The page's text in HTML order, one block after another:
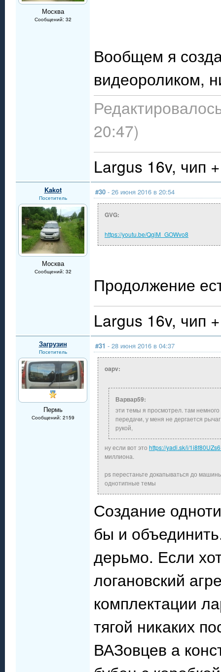
Москва
Сообщений: 32
Вообщем я
видеороликом,
20:47)
Largus 16v, чип
Kakot
Посетитель
Москва
Сообщений: 32
#30 - 26 июня 2016 в 20:54
GVG:
https://youtu.be/QgiM_GOWvo8
Продолжение
Largus 16v, чип
Загрузин
Посетитель
Пермь
Сообщений: 2159
#31 - 28 июня 2016 в 04:37
oapv:
Варвар59:
эти темы я просмотрел. там
передачи, у меня не дергается
рукой,
ну если вот это https://yadi.sk/i/
миллиона.
ps перестаньте докапываться до
однотипные темы
Создание
бы и
дерьмо. Если
логановский
комплектации
тягой никаких
ВАЗовцев а